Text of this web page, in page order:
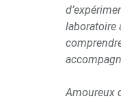
laboratoire
Amoureux